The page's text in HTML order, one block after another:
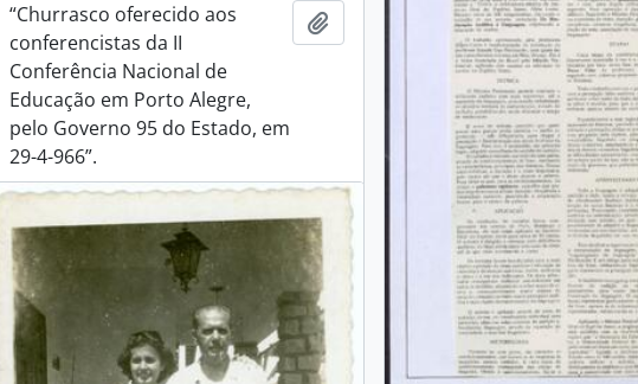
“Churrasco oferecido aos
conferencistas da II
Conferência Nacional de
Educação em Porto Alegre,
pelo Governo 95 do Estado, em
29-4-966”.
Adicionar a área de transferência